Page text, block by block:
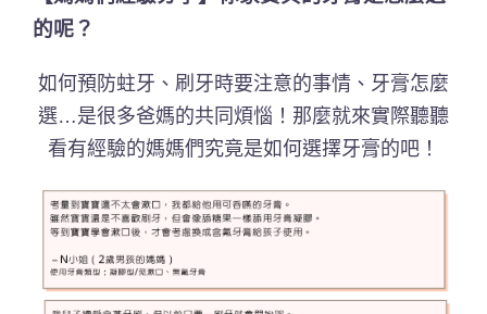
的呢？
如何預防蛀牙、刷牙時要注意的事情、牙膏怎麼
選…是很多爸媽的共同煩惱！那麼就來實際聽聽
看有經驗的媽媽們究竟是如何選擇牙膏的吧！